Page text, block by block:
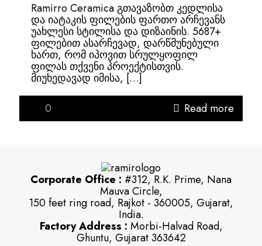
Ramirro Ceramica გთავაზობთ კედლისა
და იატაკის ფილების ფართო არჩევანს
უახლესი სტილისა და დიზაინის. 5687+
ფილებით ასარჩევად, დარწმუნებული
ხართ, რომ იპოვით სრულყოფილ
ფილას თქვენი პროექტისთვის.
მიუხედავად იმისა, […]
0
Read more
Corporate Office : #312, R.K. Prime, Nana
Mauva Circle,
150 feet ring road, Rajkot - 360005, Gujarat,
India.
Factory Address : Morbi-Halvad Road,
Ghuntu, Gujarat 363642